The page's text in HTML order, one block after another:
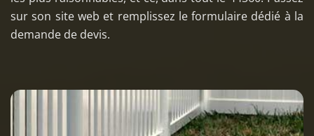
sur son site web et remplissez le formulaire dédié à la
demande de devis.